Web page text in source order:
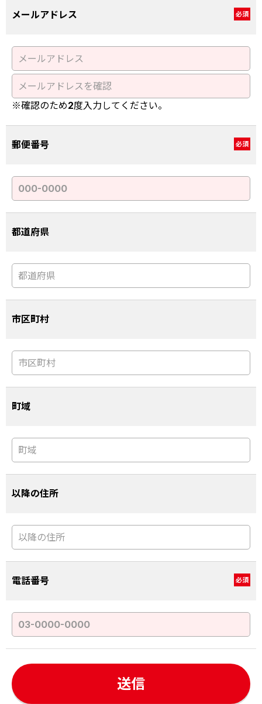
メールアドレス 必須
※確認のため2度入力してください。
郵便番号 必須
都道府県
市区町村
町域
以降の住所
電話番号 必須